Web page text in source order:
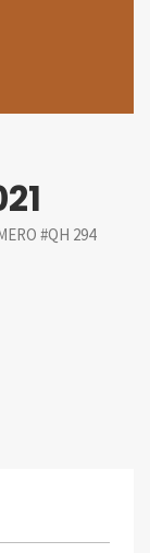
#QH 294